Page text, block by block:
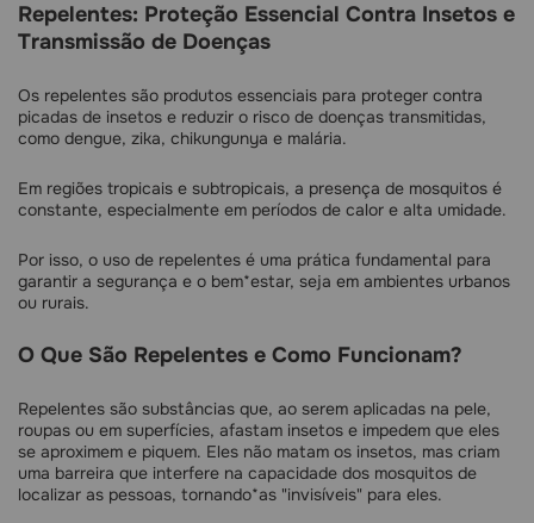
Repelentes: Proteção Essencial Contra Insetos e
Transmissão de Doenças
Os repelentes são produtos essenciais para proteger contra
picadas de insetos e reduzir o risco de doenças transmitidas,
como dengue, zika, chikungunya e malária.
Em regiões tropicais e subtropicais, a presença de mosquitos é
constante, especialmente em períodos de calor e alta umidade.
Por isso, o uso de repelentes é uma prática fundamental para
garantir a segurança e o bem*estar, seja em ambientes urbanos
ou rurais.
O Que São Repelentes e Como Funcionam?
Repelentes são substâncias que, ao serem aplicadas na pele,
roupas ou em superfícies, afastam insetos e impedem que eles
se aproximem e piquem. Eles não matam os insetos, mas criam
uma barreira que interfere na capacidade dos mosquitos de
localizar as pessoas, tornando*as "invisíveis" para eles.